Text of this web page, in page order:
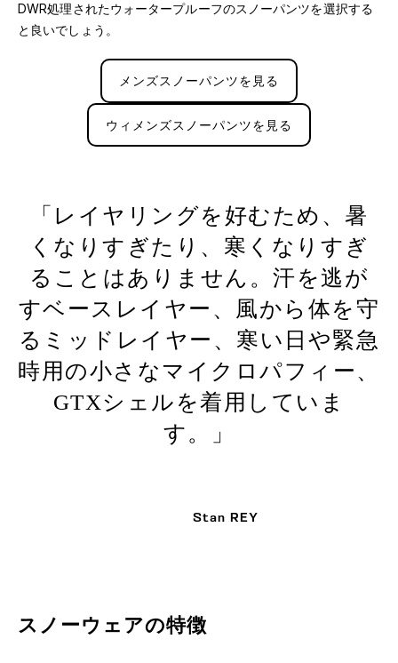
DWR処理されたウォータープルーフのスノーパンツを選択する
と良いでしょう。
メンズスノーパンツを見る
ウィメンズスノーパンツを見る
レイヤリングを好むため、暑
くなりすぎたり、寒くなりすぎ
ることはありません。汗を逃が
すベースレイヤー、風から体を守
るミッドレイヤー、寒い日や緊急
時用の小さなマイクロパフィー、
GTXシェルを着用していま
す。
Stan REY
スノーウェアの特徴